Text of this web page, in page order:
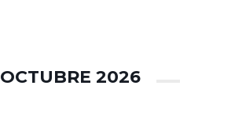
OCTUBRE 2026